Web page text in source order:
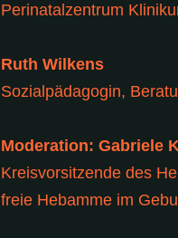
Perinatalzentrum
Ruth Wilkens
Sozialpädagogin,
Moderation: Gabriele
Kreisvorsitzende des
freie Hebamme im